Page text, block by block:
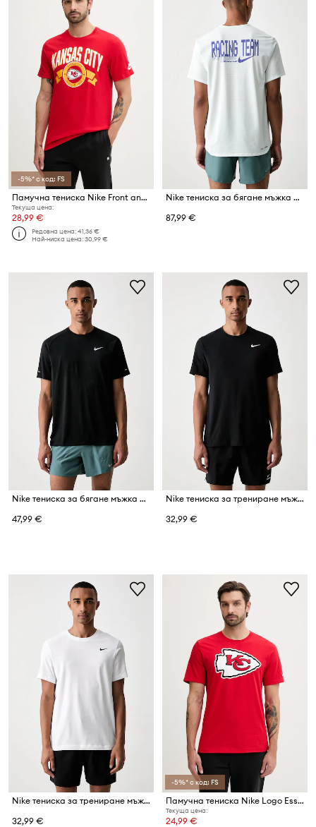
-5%* с код: FS
Памучна тениска Nike Front and Back Essential
Текуща цена:
28,99 €
Редовна цена:41,36 €
Най-ниска цена:30,99 €
Nike тениска за бягане мъжка AeroSwift
87,99 €
Nike тениска за бягане мъжка Stride
47,99 €
Nike тениска за трениране мъжка
32,99 €
Nike тениска за трениране мъжка
32,99 €
-5%* с код: FS
Памучна тениска Nike Logo Essential
Текуща цена:
24,99 €